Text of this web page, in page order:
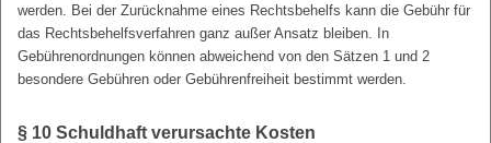
werden. Bei der Zurücknahme eines Rechtsbehelfs kann die Gebühr für
das Rechtsbehelfsverfahren ganz außer Ansatz bleiben. In
Gebührenordnungen können abweichend von den Sätzen 1 und 2
besondere Gebühren oder Gebührenfreiheit bestimmt werden.
§ 10 Schuldhaft verursachte Kosten